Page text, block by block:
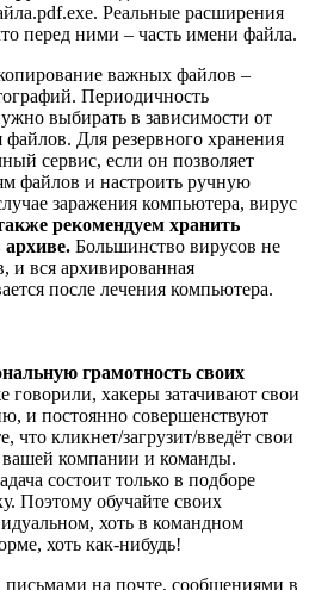
Реальные расширения
перед ними – часть имени файла.
важных файлов –
Периодичность
выбирать в зависимости от
Для резервного хранения
сервис, если он позволяет
файлов и настроить ручную
заражения компьютера, вирус
рекомендуем хранить
Большинство вирусов не
и вся архивированная
после лечения компьютера.
грамотность своих
говорили, хакеры затачивают свои
и постоянно совершенствуют
что кликнет/загрузит/введёт свои
компании и команды.
состоит только в подборе
Поэтому обучайте своих
хоть в командном
хоть как-нибудь!
письмами на почте, сообщениями в